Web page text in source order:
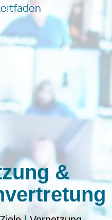
&